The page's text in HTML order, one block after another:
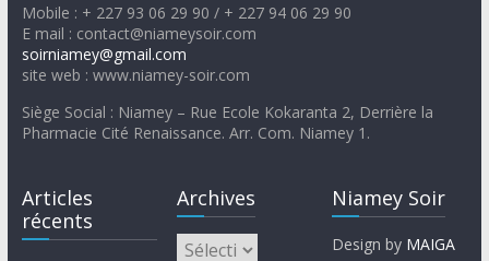
Mobile : + 227 93 06 29 90 / + 227 94 06 29 90
E mail : contact@niameysoir.com
soirniamey@gmail.com
site web : www.niamey-soir.com
Siège Social : Niamey – Rue Ecole Kokaranta 2, Derrière la
Pharmacie Cité Renaissance. Arr. Com. Niamey 1.
Articles
récents
Archives Niamey Soir
Design by MAIGA